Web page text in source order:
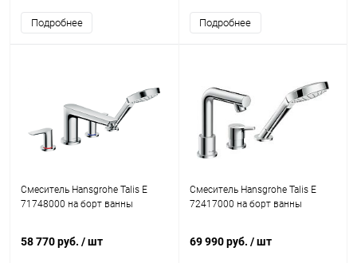
Подробнее Подробнее
Смеситель Hansgrohe Talis E
71748000 на борт ванны
58 770 руб. / шт
Смеситель Hansgrohe Talis E
72417000 на борт ванны
69 990 руб. / шт